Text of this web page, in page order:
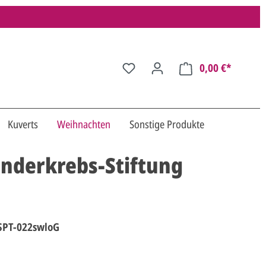
0,00 €*
Kuverts Weihnachten Sonstige Produkte
Stiftung
022swloG